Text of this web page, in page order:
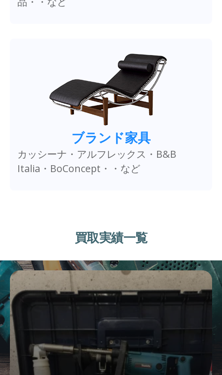
ブランド家具
カッシーナ・アルフレックス・B&B
Italia・BoConcept・・など
買取実績一覧